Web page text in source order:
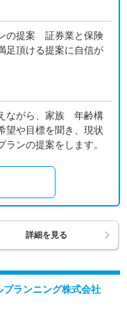
の提案 証券業と保険
頂ける提案に自信が
ながら、家族 年齢構
や目標を聞き、現状
ンの提案をします。
詳細を見る
プランニング株式会社